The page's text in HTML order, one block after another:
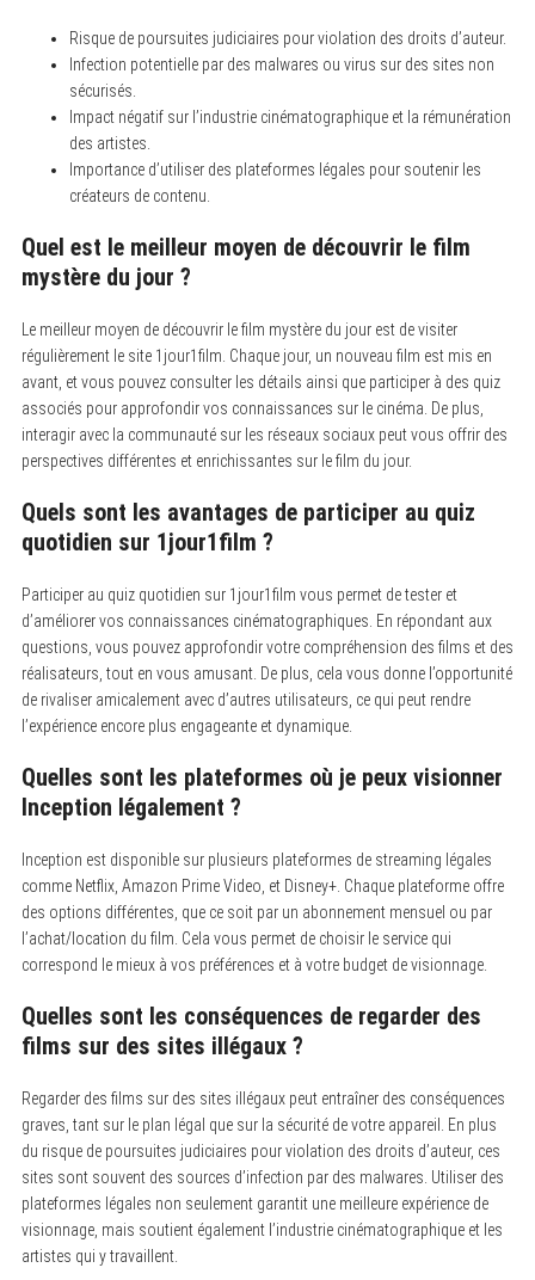
Risque de poursuites judiciaires pour violation des droits d’auteur.
Infection potentielle par des malwares ou virus sur des sites non
sécurisés.
Impact négatif sur l’industrie cinématographique et la rémunération
des artistes.
Importance d’utiliser des plateformes légales pour soutenir les
créateurs de contenu.
Quel est le meilleur moyen de découvrir le film
mystère du jour ?
Le meilleur moyen de découvrir le film mystère du jour est de visiter
régulièrement le site 1jour1film. Chaque jour, un nouveau film est mis en
avant, et vous pouvez consulter les détails ainsi que participer à des quiz
associés pour approfondir vos connaissances sur le cinéma. De plus,
interagir avec la communauté sur les réseaux sociaux peut vous offrir des
perspectives différentes et enrichissantes sur le film du jour.
Quels sont les avantages de participer au quiz
quotidien sur 1jour1film ?
Participer au quiz quotidien sur 1jour1film vous permet de tester et
d’améliorer vos connaissances cinématographiques. En répondant aux
questions, vous pouvez approfondir votre compréhension des films et des
réalisateurs, tout en vous amusant. De plus, cela vous donne l’opportunité
de rivaliser amicalement avec d’autres utilisateurs, ce qui peut rendre
l’expérience encore plus engageante et dynamique.
Quelles sont les plateformes où je peux visionner
Inception légalement ?
Inception est disponible sur plusieurs plateformes de streaming légales
comme Netflix, Amazon Prime Video, et Disney+. Chaque plateforme offre
des options différentes, que ce soit par un abonnement mensuel ou par
l’achat/location du film. Cela vous permet de choisir le service qui
correspond le mieux à vos préférences et à votre budget de visionnage.
Quelles sont les conséquences de regarder des
films sur des sites illégaux ?
Regarder des films sur des sites illégaux peut entraîner des conséquences
graves, tant sur le plan légal que sur la sécurité de votre appareil.
En plus
du risque de poursuites judiciaires pour violation des droits d’auteur, ces
sites sont souvent des sources d’infection par des malwares. Utiliser des
plateformes légales non seulement garantit une meilleure expérience de
visionnage, mais soutient également l’industrie cinématographique et les
artistes qui y travaillent.
r
: